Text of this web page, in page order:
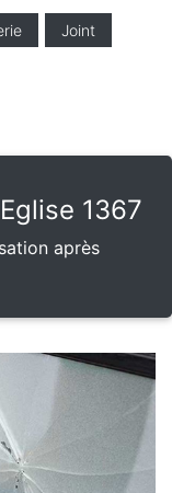
Joint
1367
après